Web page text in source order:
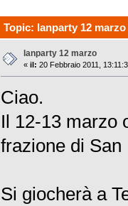
Topic: lanparty 12
lanparty 12 marzo
« il: 20 Febbraio 2011,
Ciao.
Il 12-13 marzo
frazione di
Si giocherà a